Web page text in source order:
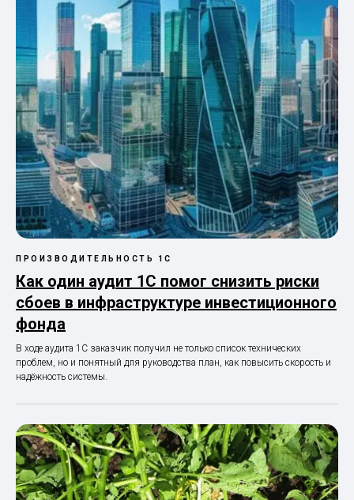
ПРОИЗВОДИТЕЛЬНОСТЬ 1С
Как один аудит 1С помог снизить риски
сбоев в инфраструктуре инвестиционного
фонда
В ходе аудита 1С заказчик получил не только список технических
проблем, но и понятный для руководства план, как повысить скорость и
надёжность системы.